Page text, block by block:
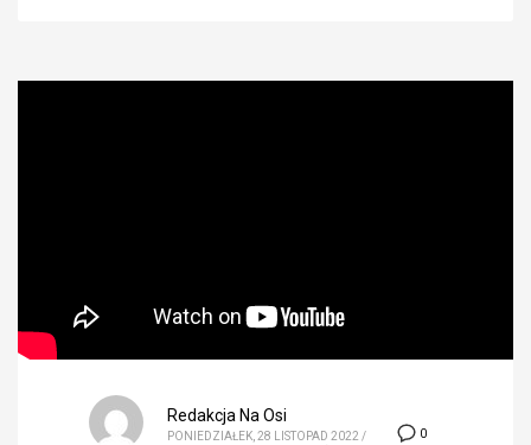
0
Redakcja Na Osi
PONIEDZIAŁEK, 28 LISTOPAD 2022 /